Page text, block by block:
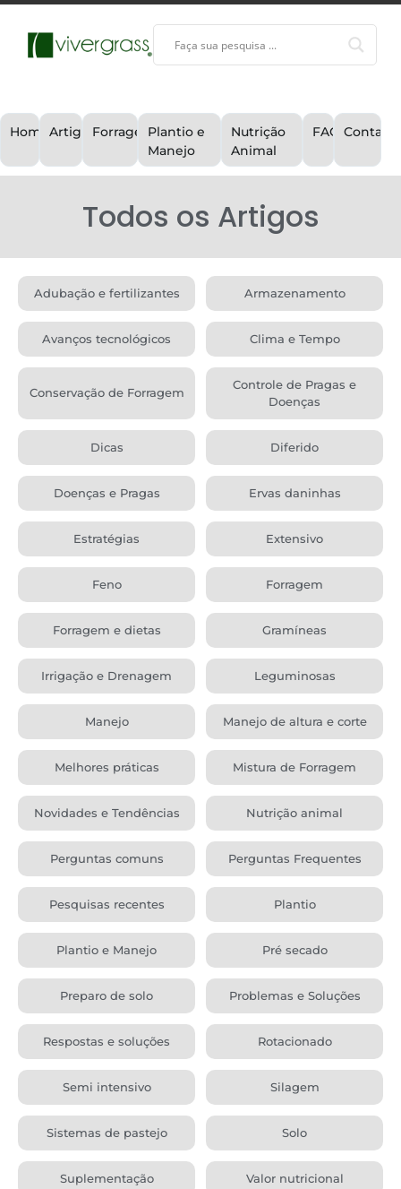
Home ArtigosForragemPlantio e
Manejo
Nutrição
Animal
FAQ Contato
Todos os Artigos
Adubação e fertilizantes Armazenamento
Avanços tecnológicos Clima e Tempo
Conservação de Forragem
Controle de Pragas e
Doenças
Dicas Diferido
Doenças e Pragas Ervas daninhas
Estratégias Extensivo
Feno Forragem
Forragem e dietas Gramíneas
Irrigação e Drenagem Leguminosas
Manejo Manejo de altura e corte
Melhores práticas Mistura de Forragem
Novidades e Tendências Nutrição animal
Perguntas comuns Perguntas Frequentes
Pesquisas recentes Plantio
Plantio e Manejo Pré secado
Preparo de solo Problemas e Soluções
Respostas e soluções Rotacionado
Semi intensivo Silagem
Sistemas de pastejo Solo
Suplementação Valor nutricional